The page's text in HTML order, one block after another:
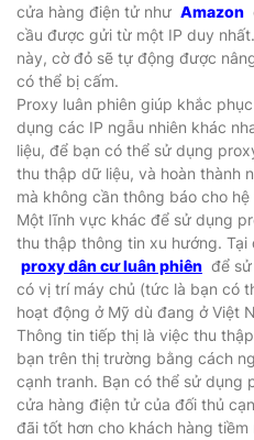
cửa hàng điện tử như Amazon
cầu được gửi từ một IP duy
này, cờ đỏ sẽ tự động được
có thể bị cấm.
Proxy luân phiên giúp khắc
dụng các IP ngẫu nhiên khác
liệu, để bạn có thể sử dụng
thu thập dữ liệu, và hoàn thành
mà không cần thông báo cho
Một lĩnh vực khác để sử dụng
thu thập thông tin xu hướng.
proxy dân cư luân phiên để
có vị trí máy chủ (tức là bạn có
hoạt động ở Mỹ dù đang ở Việt
Thông tin tiếp thị là việc thu
bạn trên thị trường bằng cách
cạnh tranh. Bạn có thể sử dụng
cửa hàng điện tử của đối thủ
đãi tốt hơn cho khách hàng